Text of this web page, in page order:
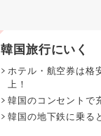
韓国旅行にいく
ホテル・航空券は格
上！
韓国のコンセントで
韓国の地下鉄に乗る